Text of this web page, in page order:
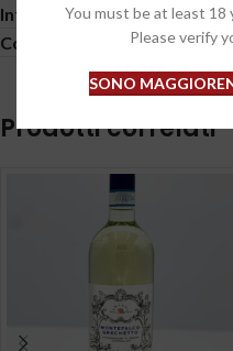
You must be at least 18
Please verify
SONO
Informazioni aggiuntive
Condizioni generali /
Prodotti correlati